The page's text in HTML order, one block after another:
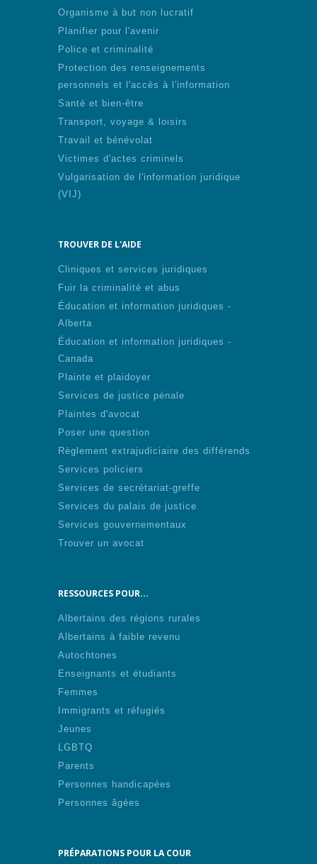
Organisme à but non lucratif
Planifier pour l'avenir
Police et criminalité
Protection des renseignements
personnels et l'accès à l'information
Santé et bien-être
Transport, voyage & loisirs
Travail et bénévolat
Victimes d'actes criminels
Vulgarisation de l'information juridique
(VIJ)
TROUVER DE L'AIDE
Cliniques et services juridiques
Fuir la criminalité et abus
Éducation et information juridiques -
Alberta
Éducation et information juridiques -
Canada
Plainte et plaidoyer
Services de justice pénale
Plaintes d'avocat
Poser une question
Règlement extrajudiciaire des différends
Services policiers
Services de secrétariat-greffe
Services du palais de justice
Services gouvernementaux
Trouver un avocat
RESSOURCES POUR...
Albertains des régions rurales
Albertains à faible revenu
Autochtones
Enseignants et étudiants
Femmes
Immigrants et réfugiés
Jeunes
LGBTQ
Parents
Personnes handicapées
Personnes âgées
PRÉPARATIONS POUR LA COUR